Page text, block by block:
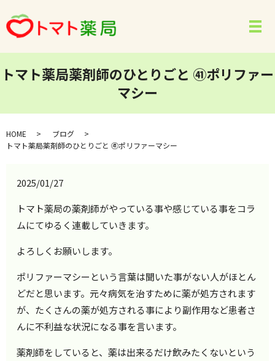
メ
トマト薬局薬剤師のひとりごと ㊶ポリファー
マシー
HOME
ブログ
トマト薬局薬剤師のひとりごと ㊶ポリファーマシー
2025/01/27
トマト薬局の薬剤師がやっている事や感じている事をコラ
ムにてゆるく連載していきます。
よろしくお願いします。
ポリファーマシーという言葉は聞いた事がない人がほとん
どだと思います。元々病気を治すために薬が処方されます
が、たくさんの薬が処方される事により副作用など患者さ
んに不利益な状況になる事を言います。
薬剤師をしていると、薬は出来るだけ飲みたくないという